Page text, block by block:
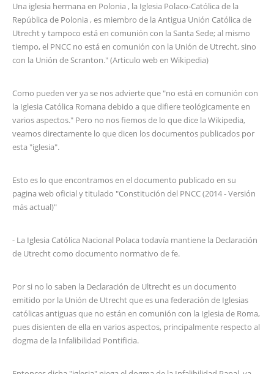
Una iglesia hermana en Polonia , la Iglesia Polaco-Católica de la
República de Polonia , es miembro de la Antigua Unión Católica de
Utrecht y tampoco está en comunión con la Santa Sede; al mismo
tiempo, el PNCC no está en comunión con la Unión de Utrecht, sino
con la Unión de Scranton." (Articulo web en Wikipedia)
Como pueden ver ya se nos advierte que "no está en comunión con
la Iglesia Católica Romana debido a que difiere teológicamente en
varios aspectos." Pero no nos fiemos de lo que dice la Wikipedia,
veamos directamente lo que dicen los documentos publicados por
esta "iglesia".
Esto es lo que encontramos en el documento publicado en su
pagina web oficial y titulado "Constitución del PNCC (2014 - Versión
más actual)"
- La Iglesia Católica Nacional Polaca todavía mantiene la Declaración
de Utrecht como documento normativo de fe.
Por si no lo saben la Declaración de Ultrecht es un documento
emitido por la Unión de Utrecht que es una federación de Iglesias
católicas antiguas que no están en comunión con la Iglesia de Roma,
pues disienten de ella en varios aspectos, principalmente respecto al
dogma de la Infalibilidad Pontificia.